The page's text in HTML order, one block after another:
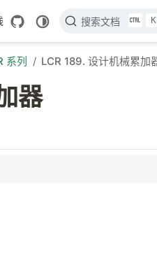
搜索文档 K
系列 LCR 189. 设计机械累加
器